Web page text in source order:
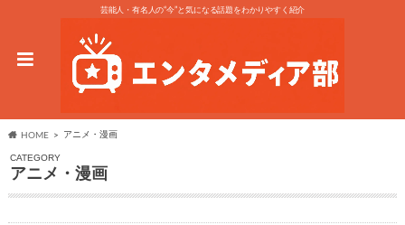
芸能人・有名人の“今”と気になる話題をわかりやすく紹介
HOME アニメ・漫画
CATEGORY
アニメ・漫画